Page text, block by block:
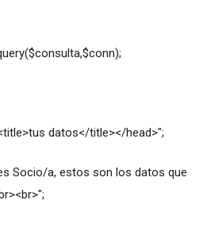
datos</title></head>";
Socio/a, estos son los datos que